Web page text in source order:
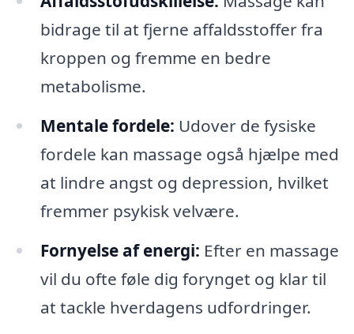
bidrage til at fjerne affaldsstoffer fra
kroppen og fremme en bedre
metabolisme.
Mentale fordele: Udover de fysiske
fordele kan massage også hjælpe med
at lindre angst og depression, hvilket
fremmer psykisk velvære.
Fornyelse af energi: Efter en massage
vil du ofte føle dig forynget og klar til
at tackle hverdagens udfordringer.